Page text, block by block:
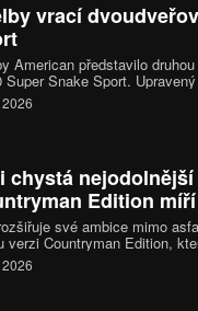
vrací
American představilo
Super Snake Sport.
osmiválec a podvozek
kompresorem
chystá
Edition
své ambice mimo
verzi Countryman Edition,
schopnosti v historii značky.
ve Skalnatých horách a po